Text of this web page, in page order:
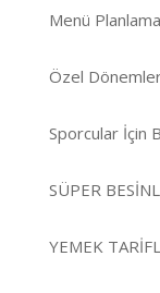
Menü Planlama
Özel
Sporcular İçin
SÜPER
YEMEK